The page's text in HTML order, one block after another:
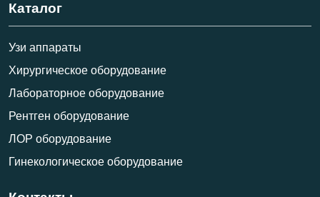
Каталог
Узи аппараты
Хирургическое оборудование
Лабораторное оборудование
Рентген оборудование
ЛОР оборудование
Гинекологическое оборудование